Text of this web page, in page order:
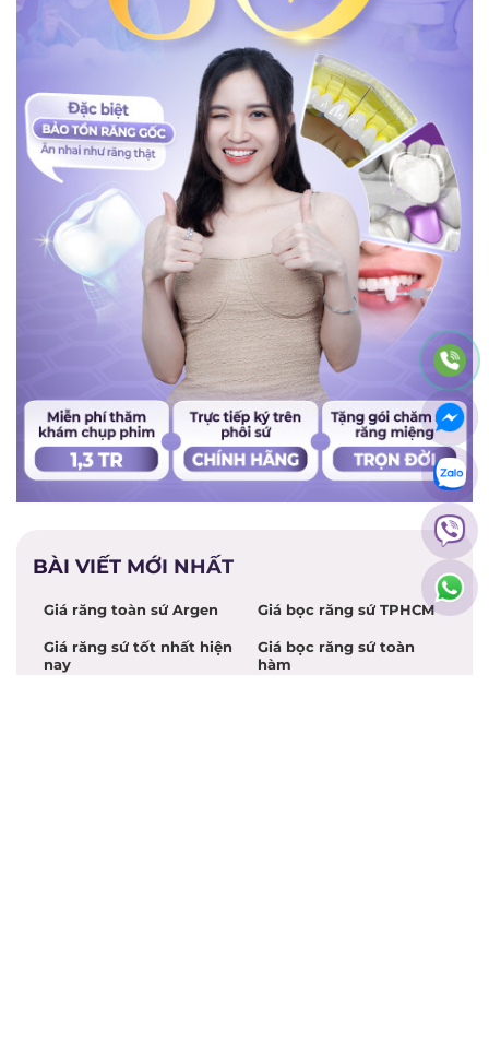
BÀI VIẾT MỚI NHẤT
Giá răng toàn sứ Argen Giá bọc răng sứ TPHCM
Giá răng sứ tốt nhất hiện
nay
Giá bọc răng sứ toàn
hàm